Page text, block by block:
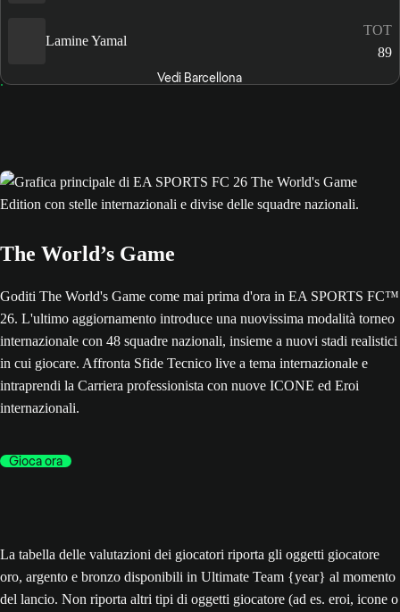
Lamine Yamal
TOT
89
Vedi Barcellona
The World’s Game
Goditi The World's Game come mai prima d'ora in EA SPORTS FC™
26. L'ultimo aggiornamento introduce una nuovissima modalità torneo
internazionale con 48 squadre nazionali, insieme a nuovi stadi realistici
in cui giocare. Affronta Sfide Tecnico live a tema internazionale e
intraprendi la Carriera professionista con nuove ICONE ed Eroi
internazionali.
Gioca ora
La tabella delle valutazioni dei giocatori riporta gli oggetti giocatore
oro, argento e bronzo disponibili in Ultimate Team {year} al momento
del lancio. Non riporta altri tipi di oggetti giocatore (ad es. eroi, icone o